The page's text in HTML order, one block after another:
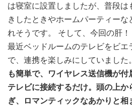
は寝室に設置しましたが、普段
きしたときやホームパーティーな
れそうです。 そして、今回の肝！
最近ベッドルームのテレビをビエ
で、連携を楽しみにしていました。
も簡単で、ワイヤレス送信機が
テレビに接続するだけ。頭の上
ぎ、ロマンティックなあかりと